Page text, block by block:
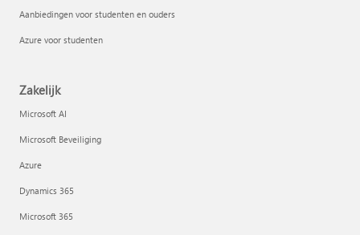
Aanbiedingen voor studenten en ouders
Azure voor studenten
Zakelijk
Microsoft AI
Microsoft Beveiliging
Azure
Dynamics 365
Microsoft 365